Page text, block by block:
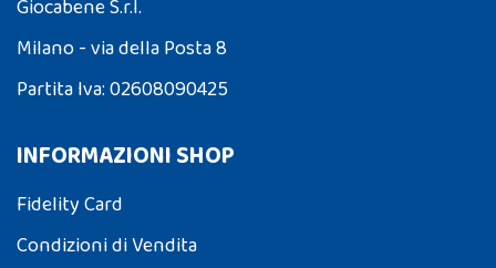
Giocabene S.r.l.
Milano - via della Posta 8
Partita Iva: 02608090425
INFORMAZIONI SHOP
Fidelity Card
Condizioni di Vendita